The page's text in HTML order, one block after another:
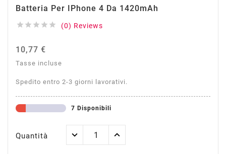
Batteria Per IPhone 4 Da 1420mAh
     (0) Reviews
10,77 €
Tasse incluse
Spedito entro 2-3 giorni lavorativi.
7 Disponibili
Quantità